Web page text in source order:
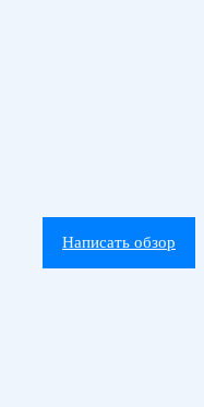
Написать обзор